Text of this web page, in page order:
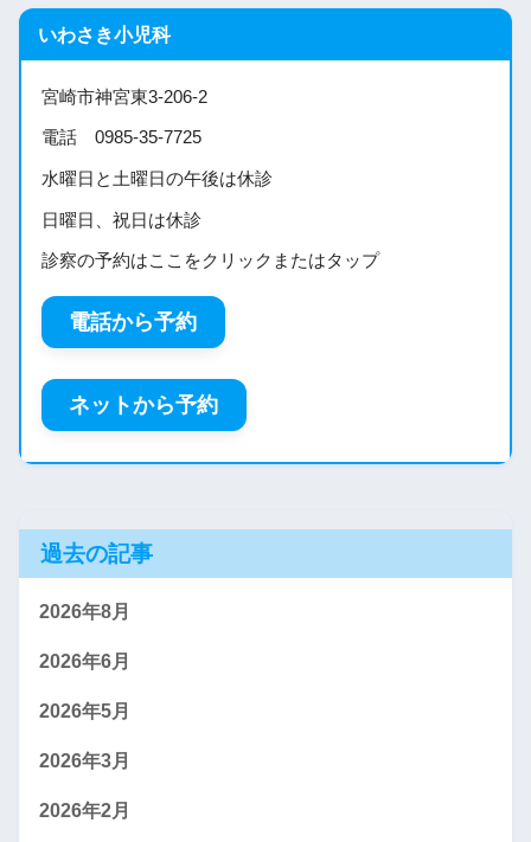
いわさき小児科
宮崎市神宮東3-206-2
電話 0985-35-7725
水曜日と土曜日の午後は休診
日曜日、祝日は休診
診察の予約はここをクリックまたはタップ
電話から予約
ネットから予約
過去の記事
2026年8月
2026年6月
2026年5月
2026年3月
2026年2月